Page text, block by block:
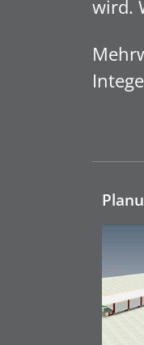
wird.